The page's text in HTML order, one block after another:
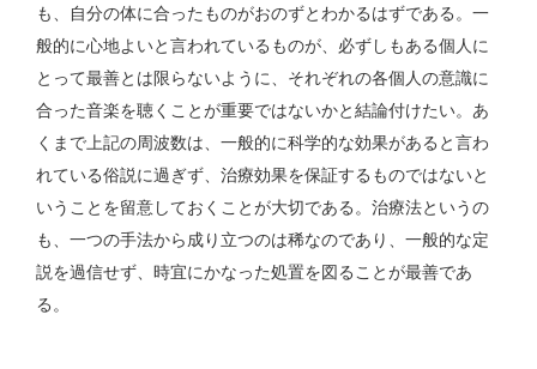
も、自分の体に合ったものがおのずとわかるはずである。一
般的に心地よいと言われているものが、必ずしもある個人に
とって最善とは限らないように、それぞれの各個人の意識に
合った音楽を聴くことが重要ではないかと結論付けたい。あ
くまで上記の周波数は、一般的に科学的な効果があると言わ
れている俗説に過ぎず、治療効果を保証するものではないと
いうことを留意しておくことが大切である。治療法というの
も、一つの手法から成り立つのは稀なのであり、一般的な定
説を過信せず、時宜にかなった処置を図ることが最善であ
る。